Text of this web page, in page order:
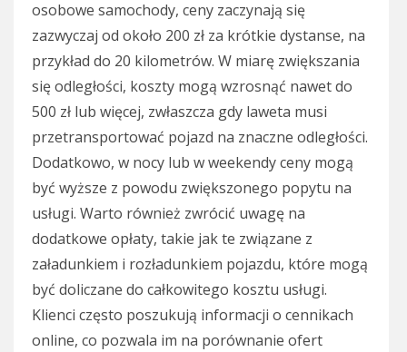
osobowe samochody, ceny zaczynają się
zazwyczaj od około 200 zł za krótkie dystanse, na
przykład do 20 kilometrów. W miarę zwiększania
się odległości, koszty mogą wzrosnąć nawet do
500 zł lub więcej, zwłaszcza gdy laweta musi
przetransportować pojazd na znaczne odległości.
Dodatkowo, w nocy lub w weekendy ceny mogą
być wyższe z powodu zwiększonego popytu na
usługi. Warto również zwrócić uwagę na
dodatkowe opłaty, takie jak te związane z
załadunkiem i rozładunkiem pojazdu, które mogą
być doliczane do całkowitego kosztu usługi.
Klienci często poszukują informacji o cennikach
online, co pozwala im na porównanie ofert